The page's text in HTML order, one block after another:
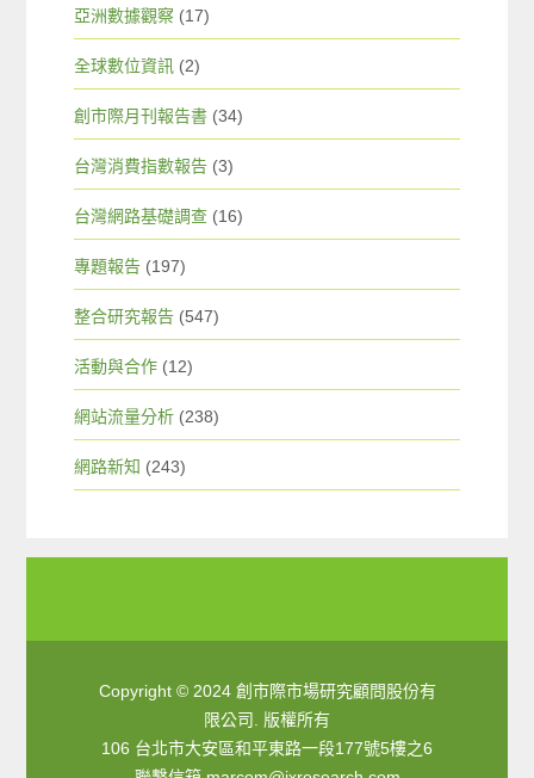
亞洲數據觀察 (17)
全球數位資訊 (2)
創市際月刊報告書 (34)
台灣消費指數報告 (3)
台灣網路基礎調查 (16)
專題報告 (197)
整合研究報告 (547)
活動與合作 (12)
網站流量分析 (238)
網路新知 (243)
Copyright © 2024 創市際市場研究顧問股份有
限公司. 版權所有
106 台北市大安區和平東路一段177號5樓之6